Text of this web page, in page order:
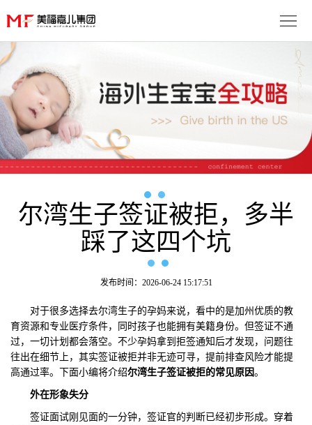
子
优
势
服
务
流
月
子
成
估
市
尔湾生子签证被拒，多半
踩了这四个坑
发布时间：2026-06-24 15:17:51
对于很多选择去尔湾生子的孕妈来说，看中的是加州优质的教
育资源和专业医疗条件，同时孩子也能拥有美籍身份。但签证不通
过，一切计划都会落空。不少孕妈拿到拒签通知后才发现，问题往
往出在细节上，其实签证被拒并非无迹可寻，提前排查风险才能提
高通过率。下面小编将介绍尔湾生子签证被拒的常见原因。
外在形象失分
签证面试刚见面的一分钟，签证官的判断已经初步形成。穿着